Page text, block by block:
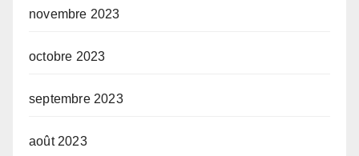
novembre 2023
octobre 2023
septembre 2023
août 2023